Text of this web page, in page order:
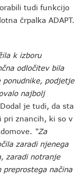
tudi funkcijo
črpalka ADAPT.
k izboru
odločitev bila
podjetje
najbolj
je tudi, da sta
pri znancih, ki so v
“Za
zaradi njenega
zaradi notranje
načina